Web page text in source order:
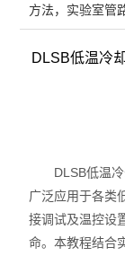
双层玻璃反
单层玻璃反
低温反应浴
高低温循环
方法，实验室管
DLSB低温冷
DLSB低温冷
广泛应用于各类
接调试及温控设
命。本教程结合